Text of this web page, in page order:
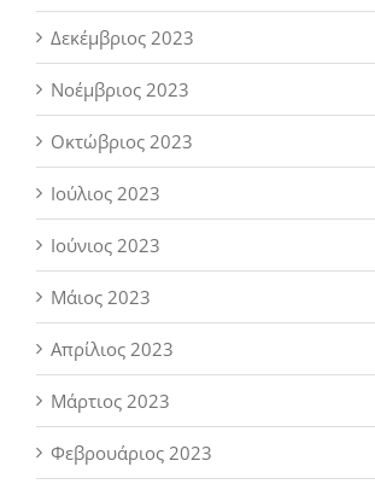
Δεκέμβριος 2023
Νοέμβριος 2023
Οκτώβριος 2023
Ιούλιος 2023
Ιούνιος 2023
Μάιος 2023
Απρίλιος 2023
Μάρτιος 2023
Φεβρουάριος 2023